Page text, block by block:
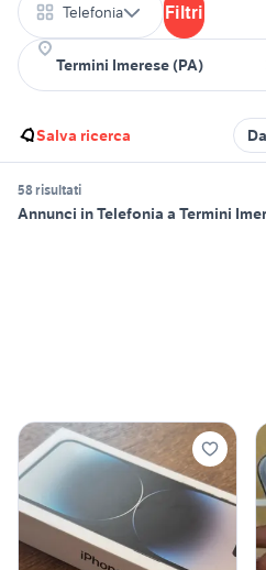
Telefonia Filtri
Salva ricerca
58 risultati
Annunci in Telefonia a Termini